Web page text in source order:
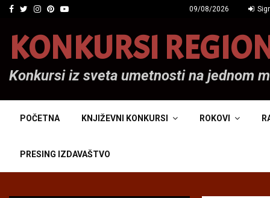
Facebook
Twitter
Instagram
Pinterest
Youtube 09/08/2026
KONKURSI
Konkursi iz sveta umetnosti na jednom
POČETNA KNJIŽEVNI KONKURSI ROKOVI
PRESING IZDAVAŠTVO